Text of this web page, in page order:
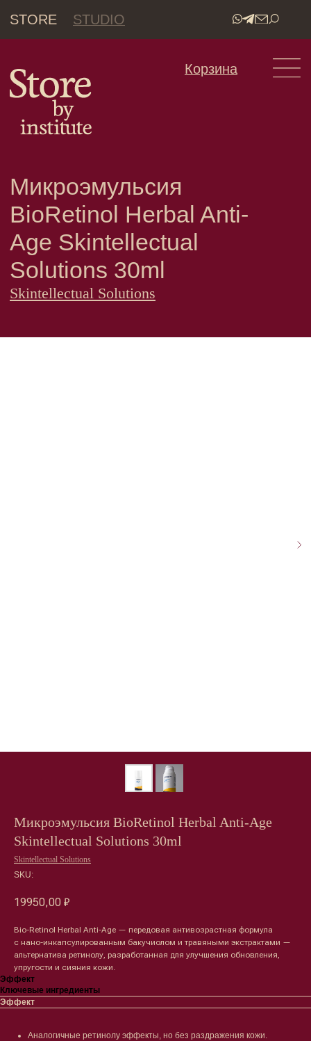
STORE STUDIO
•
Микроэмульсия
Solutions 30ml
Skintellectual Solutions
Микроэмульсия BioRetinol Herbal Anti-Age
Skintellectual Solutions 30ml
Skintellectual Solutions
SKU:
19950,00 ₽
Bio-Retinol Herbal Anti-Age — передовая антивозрастная формула
с нано-инкапсулированным бакучиолом и травяными экстрактами —
альтернатива ретинолу, разработанная для улучшения обновления,
упругости и сияния кожи.
Эффект
Ключевые ингредиенты
Эффект
Аналогичные ретинолу эффекты, но без раздражения кожи.
Кремы
Лосьоны
Шея и зона декольте
Лицо
Проблемы
Очищение
Увлажнение/питание
Ретинол